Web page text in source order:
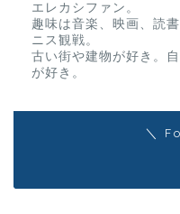
エレカシファン。
趣味は音楽、映画、読
ニス観戦。
古い街や建物が好き。
が好き。
＼